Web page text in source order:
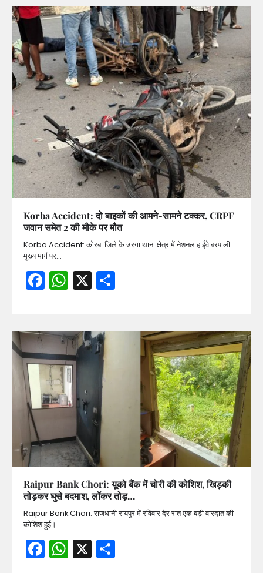
Korba Accident: दो बाइकों की आमने-सामने टक्कर, CRPF
जवान समेत 2 की मौके पर मौत
Korba Accident: कोरबा जिले के उरगा थाना क्षेत्र में नेशनल हाईवे बरपाली
मुख्य मार्ग पर…
Facebook
WhatsApp
X
Raipur Bank Chori: यूको बैंक में चोरी की कोशिश, खिड़की
तोड़कर घुसे बदमाश, लॉकर तोड़…
Raipur Bank Chori: राजधानी रायपुर में रविवार देर रात एक बड़ी वारदात की
कोशिश हुई।…
Facebook
WhatsApp
X